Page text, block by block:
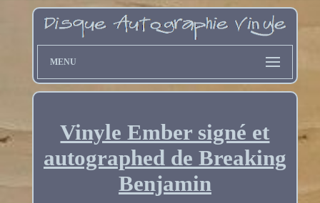
MENU
Vinyle Ember signé et
autographed de Breaking
Benjamin